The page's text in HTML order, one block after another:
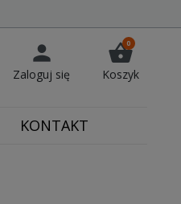
person
Zaloguj się
shopping_basket
0
Koszyk
KONTAKT